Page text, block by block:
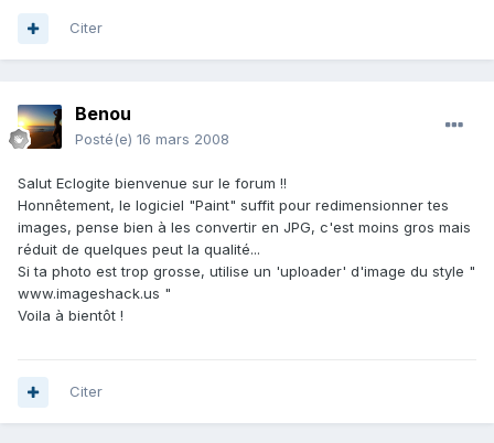
Citer
Benou
Posté(e) 16 mars 2008
Salut Eclogite bienvenue sur le forum !!
Honnêtement, le logiciel "Paint" suffit pour redimensionner tes
images, pense bien à les convertir en JPG, c'est moins gros mais
réduit de quelques peut la qualité...
Si ta photo est trop grosse, utilise un 'uploader' d'image du style "
www.imageshack.us "
Voila à bientôt !
Citer